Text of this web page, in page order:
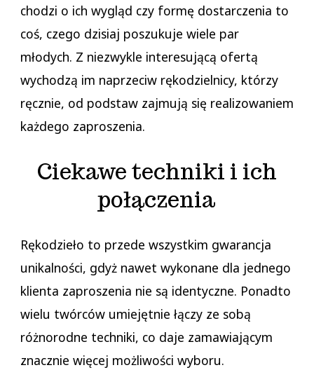
chodzi o ich wygląd czy formę dostarczenia to
coś, czego dzisiaj poszukuje wiele par
młodych. Z niezwykle interesującą ofertą
wychodzą im naprzeciw rękodzielnicy, którzy
ręcznie, od podstaw zajmują się realizowaniem
każdego zaproszenia.
Ciekawe techniki i ich
połączenia
Rękodzieło to przede wszystkim gwarancja
unikalności, gdyż nawet wykonane dla jednego
klienta zaproszenia nie są identyczne. Ponadto
wielu twórców umiejętnie łączy ze sobą
różnorodne techniki, co daje zamawiającym
znacznie więcej możliwości wyboru.